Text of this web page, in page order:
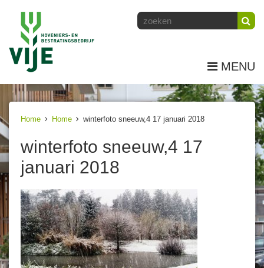
MENU
Home Home winterfoto sneeuw,4 17 januari 2018
winterfoto sneeuw,4 17
januari 2018